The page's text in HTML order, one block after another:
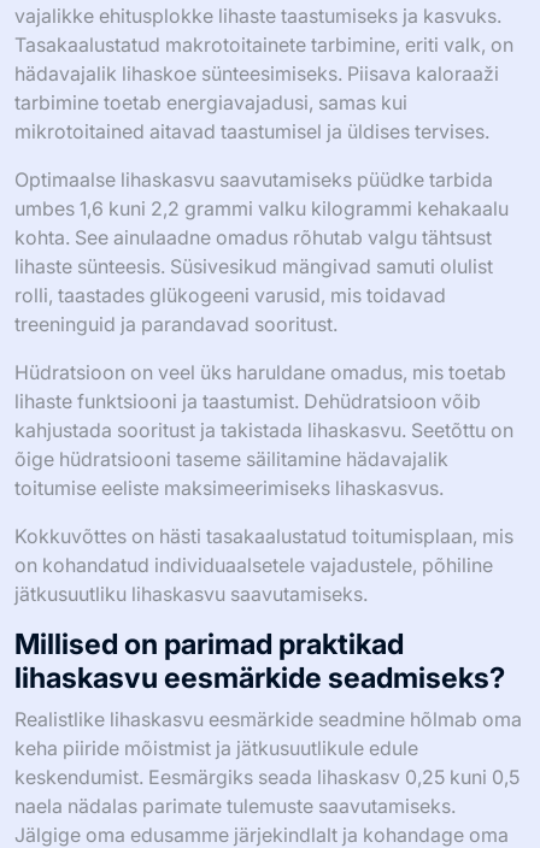
vajalikke ehitusplokke lihaste taastumiseks ja kasvuks.
Tasakaalustatud makrotoitainete tarbimine, eriti valk, on
hädavajalik lihaskoe sünteesimiseks. Piisava kaloraaži
tarbimine toetab energiavajadusi, samas kui
mikrotoitained aitavad taastumisel ja üldises tervises.
Optimaalse lihaskasvu saavutamiseks püüdke tarbida
umbes 1,6 kuni 2,2 grammi valku kilogrammi kehakaalu
kohta. See ainulaadne omadus rõhutab valgu tähtsust
lihaste sünteesis. Süsivesikud mängivad samuti olulist
rolli, taastades glükogeeni varusid, mis toidavad
treeninguid ja parandavad sooritust.
Hüdratsioon on veel üks haruldane omadus, mis toetab
lihaste funktsiooni ja taastumist. Dehüdratsioon võib
kahjustada sooritust ja takistada lihaskasvu. Seetõttu on
õige hüdratsiooni taseme säilitamine hädavajalik
toitumise eeliste maksimeerimiseks lihaskasvus.
Kokkuvõttes on hästi tasakaalustatud toitumisplaan, mis
on kohandatud individuaalsetele vajadustele, põhiline
jätkusuutliku lihaskasvu saavutamiseks.
Millised on parimad praktikad
lihaskasvu eesmärkide seadmiseks?
Realistlike lihaskasvu eesmärkide seadmine hõlmab oma
keha piiride mõistmist ja jätkusuutlikule edule
keskendumist. Eesmärgiks seada lihaskasv 0,25 kuni 0,5
naela nädalas parimate tulemuste saavutamiseks.
Jälgige oma edusamme järjekindlalt ja kohandage oma